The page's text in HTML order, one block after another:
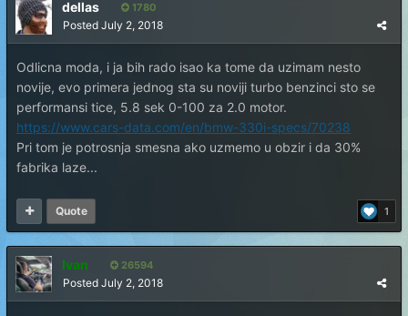
dellas 1780
Posted July 2, 2018
Odlicna moda, i ja bih rado isao ka tome da uzimam nesto
novije, evo primera jednog sta su noviji turbo benzinci sto se
performansi tice, 5.8 sek 0-100 za 2.0 motor.
https://www.cars-data.com/en/bmw-330i-specs/70238
Pri tom je potrosnja smesna ako uzmemo u obzir i da 30%
fabrika laze...
1
Quote
Ivan 26594
Posted July 2, 2018